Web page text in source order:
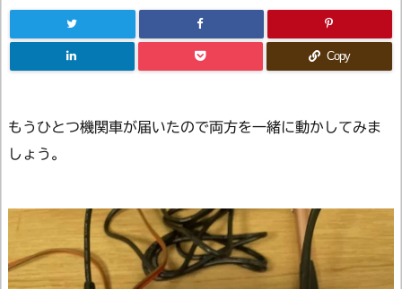
Copy
もうひとつ機関車が届いたので両方を一緒に動かしてみま
しょう。